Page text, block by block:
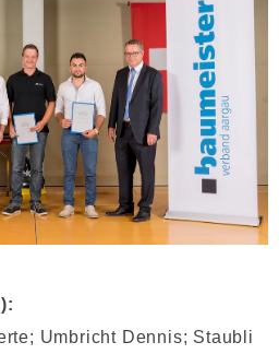
Umbricht Dennis; Staubli